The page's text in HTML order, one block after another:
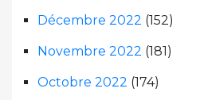
Décembre 2022 (152)
Novembre 2022 (181)
Octobre 2022 (174)